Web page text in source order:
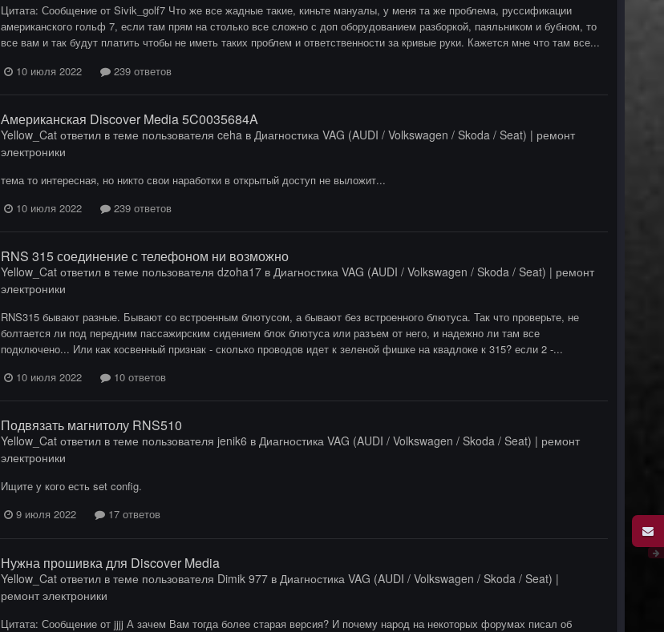
Цитата: Сообщение от Sivik_golf7 Что же все жадные такие, киньте мануалы, у меня та же проблема, руссификации
американского гольф 7, если там прям на столько все сложно с доп оборудованием разборкой, паяльником и бубном, то
все вам и так будут платить чтобы не иметь таких проблем и ответственности за кривые руки. Кажется мне что там все...
10 июля 2022
239 ответов
Американская Discover Media 5C0035684A
Yellow_Catответил в теме пользователя ceha в Диагностика VAG (AUDI / Volkswagen / Skoda / Seat) | ремонт
электроники
тема то интересная, но никто свои наработки в открытый доступ не выложит...
10 июля 2022
239 ответов
RNS 315 соединение с телефоном ни возможно
Yellow_Catответил в теме пользователя dzoha17в Диагностика VAG (AUDI / Volkswagen / Skoda / Seat) | ремонт
электроники
RNS315 бывают разные. Бывают со встроенным блютусом, а бывают без встроенного блютуса. Так что проверьте, не
болтается ли под передним пассажирским сидением блок блютуса или разъем от него, и надежно ли там все
подключено... Или как косвенный признак - сколько проводов идет к зеленой фишке на квадлоке к 315? если 2 -...
10 июля 2022
10 ответов
Подвязать магнитолу RNS510
Yellow_Catответил в теме пользователя jenik6 в Диагностика VAG (AUDI / Volkswagen / Skoda / Seat) | ремонт
электроники
Ищите у кого есть set config.
9 июля 2022
17 ответов
Нужна прошивка для Discover Media
Yellow_Catответил в теме пользователя Dimik 977в Диагностика VAG (AUDI / Volkswagen / Skoda / Seat) |
ремонт электроники
Цитата: Сообщение от jjjj А зачем Вам тогда более старая версия? И почему народ на некоторых форумах писал об